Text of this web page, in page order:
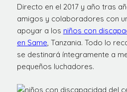
Directo en el 2017 y año tras
amigos y colaboradores con
apoyar a los niños con
en Same, Tanzania. Todo lo
se destinará íntegramente a
pequeños luchadores.